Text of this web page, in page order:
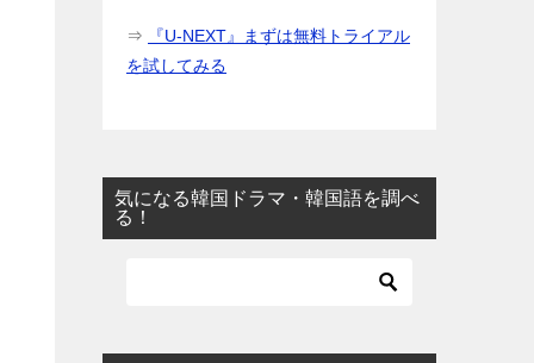
⇒
『U-NEXT』まずは無料トライアル
を試してみる
気になる韓国ドラマ・韓国語を調べ
る！